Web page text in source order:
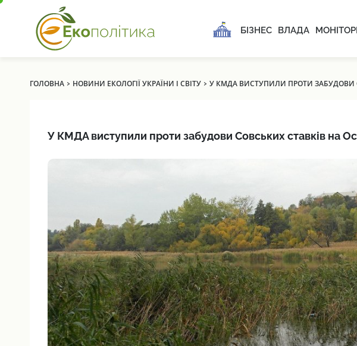
БІЗНЕС ВЛАДА
ГОЛОВНА› НОВИНИ ЕКОЛОГІЇ УКРАЇНИ І СВІТУ› У КМДА ВИСТУПИЛИ ПРОТИ ЗАБУДОВИ
У КМДА виступили проти забудови Совських ставків на